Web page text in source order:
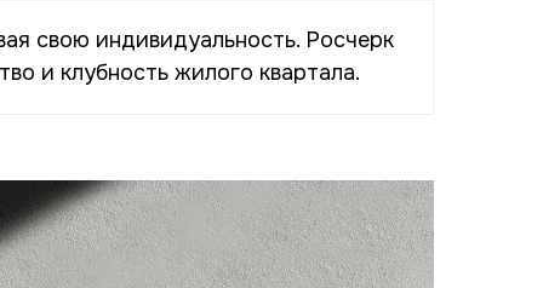
свою индивидуальность. Росчерк
и клубность жилого квартала.